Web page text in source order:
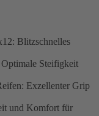
Blitzschnelles
Steifigkeit
Exzellenter Grip
und Komfort für